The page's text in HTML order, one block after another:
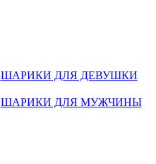
ШАРИКИ ДЛЯ ДЕВУШКИ
ШАРИКИ ДЛЯ МУЖЧИНЫ